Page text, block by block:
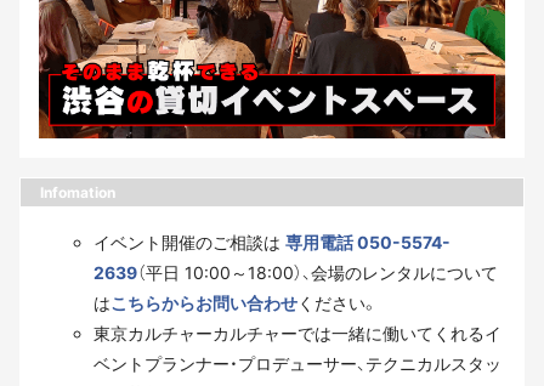
Infomation
イベント開催のご相談は 専用電話 050-5574-
2639（平日 10:00～18:00）、会場のレンタルについて
はこちらからお問い合わせください。
東京カルチャーカルチャーでは一緒に働いてくれるイ
ベントプランナー・プロデューサー、テクニカルスタッ